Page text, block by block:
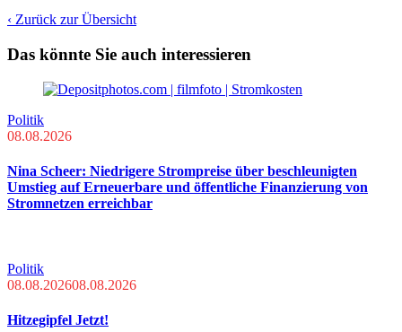
‹ Zurück zur Übersicht
Das könnte Sie auch interessieren
Politik
08.08.2026
Nina Scheer: Niedrigere Strompreise über beschleunigten
Umstieg auf Erneuerbare und öffentliche Finanzierung von
Stromnetzen erreichbar
Politik
08.08.202608.08.2026
Hitzegipfel Jetzt!